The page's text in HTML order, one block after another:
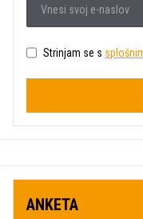
Strinjam se s
ANKETA